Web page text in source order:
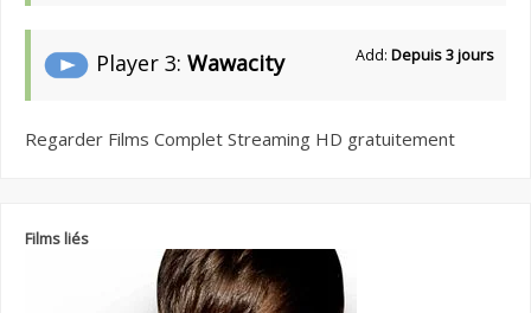
Player 3: Wawacity Add: Depuis 3 jours
Regarder Films Complet Streaming HD gratuitement
Films liés